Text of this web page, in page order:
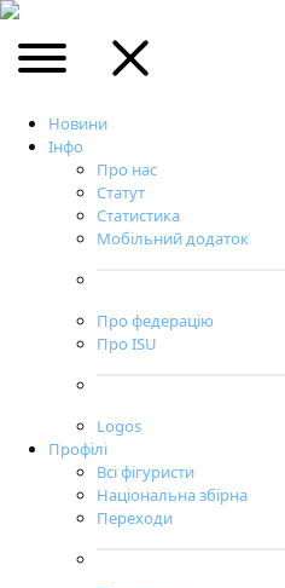
Новини
Інфо
Про нас
Статут
Статистика
Мобільний додаток
Про федерацію
Про ISU
Logos
Профілі
Всі фігуристи
Національна збірна
Переходи